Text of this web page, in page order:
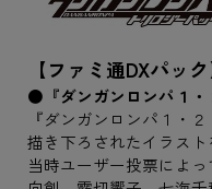
【ファミ通DXパック
●『ダンガンロンパ１・
『ダンガンロンパ１・
描き下ろされたイラスト
当時ユーザー投票によ